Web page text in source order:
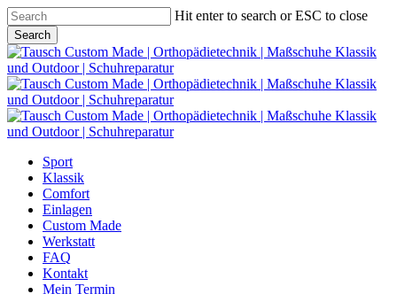
Skip
to
main
content
Hit enter to search or ESC to close
Search
Close
Search
Menu
Sport
Klassik
Comfort
Einlagen
Custom Made
Werkstatt
FAQ
Kontakt
Mein Termin